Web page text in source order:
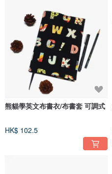
熊貓學英文布書衣/布書套 可調式
HK$ 102.5